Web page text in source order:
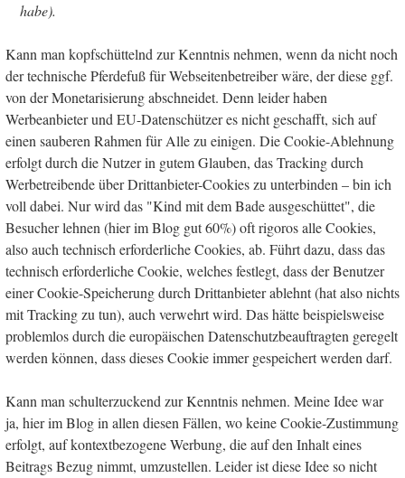
habe).
Kann man kopfschüttelnd zur Kenntnis nehmen, wenn da nicht noch
der technische Pferdefuß für Webseitenbetreiber wäre, der diese ggf.
von der Monetarisierung abschneidet. Denn leider haben
Werbeanbieter und EU-Datenschützer es nicht geschafft, sich auf
einen sauberen Rahmen für Alle zu einigen. Die Cookie-Ablehnung
erfolgt durch die Nutzer in gutem Glauben, das Tracking durch
Werbetreibende über Drittanbieter-Cookies zu unterbinden – bin ich
voll dabei. Nur wird das "Kind mit dem Bade ausgeschüttet", die
Besucher lehnen (hier im Blog gut 60%) oft rigoros alle Cookies,
also auch technisch erforderliche Cookies, ab. Führt dazu, dass das
technisch erforderliche Cookie, welches festlegt, dass der Benutzer
einer Cookie-Speicherung durch Drittanbieter ablehnt (hat also nichts
mit Tracking zu tun), auch verwehrt wird. Das hätte beispielsweise
problemlos durch die europäischen Datenschutzbeauftragten geregelt
werden können, dass dieses Cookie immer gespeichert werden darf.
Kann man schulterzuckend zur Kenntnis nehmen. Meine Idee war
ja, hier im Blog in allen diesen Fällen, wo keine Cookie-Zustimmung
erfolgt, auf kontextbezogene Werbung, die auf den Inhalt eines
Beitrags Bezug nimmt, umzustellen. Leider ist diese Idee so nicht